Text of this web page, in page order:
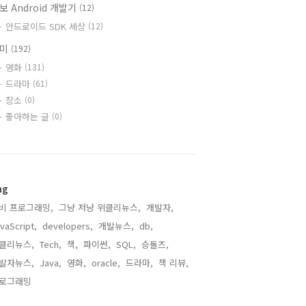
Android 개발기 (12)
안드로이드 SDK 세상 (12)
(192)
영화 (131)
드라마 (61)
장소 (0)
좋아하는 글 (0)
프로그래밍, 그냥 저냥 위클리뉴스, 개발자,
developers, 개발뉴스, db,
리뉴스, Tech, 책, 파이썬, SQL, 승돌즈,
자뉴스, Java, 영화, oracle, 드라마, 책 리뷰,
그래밍,